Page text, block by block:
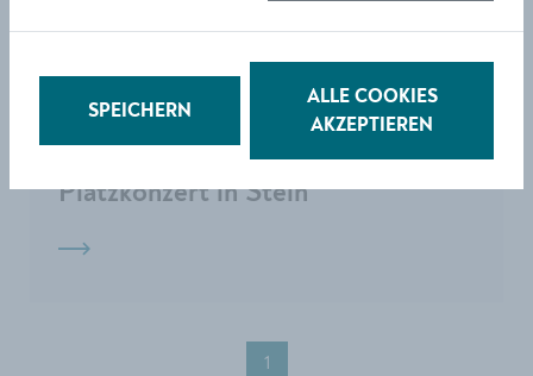
KULTUR
Danube Big Band Project
begeisterte beim
Platzkonzert in Stein
1
SPEICHERN
ALLE COOKIES
AKZEPTIEREN